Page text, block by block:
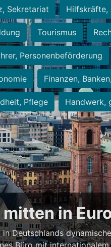
Sekretariat Hilfskräfte,
Tourismus
Personenbeförderung
Finanzen,
Pflege Handwerk,
in
Deutschlands